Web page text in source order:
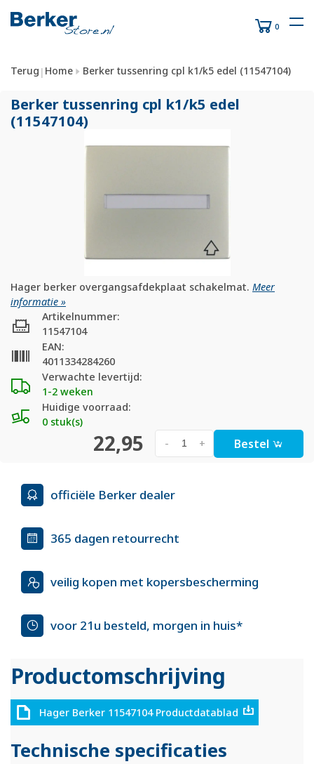
0
Terug | Home Berker tussenring cpl k1/k5 edel (11547104)
Berker tussenring cpl k1/k5 edel
(11547104)
Hager berker overgangsafdekplaat schakelmat. Meer
informatie »
Verwachte levertijd:
1-2 weken
Huidige voorraad:
0 stuk(s)
Artikelnummer:
11547104
EAN:
4011334284260
22,95 +
- Bestel
officiële Berker dealer
365 dagen retourrecht
veilig kopen met kopersbescherming
voor 21u besteld, morgen in huis*
Productomschrijving
Hager Berker 11547104 Productdatablad
Technische specificaties